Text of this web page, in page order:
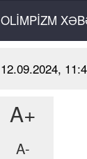
OLIMPIZM
12.09.2024,
A+
A-